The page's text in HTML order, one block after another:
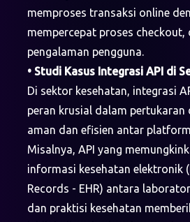
memproses transaksi online
mempercepat proses checkout,
pengalaman pengguna.
• Studi Kasus Integrasi API di
Di sektor kesehatan, integrasi
peran krusial dalam pertukaran
aman dan efisien antar
Misalnya, API yang
informasi kesehatan elektronik
Records - EHR) antara
dan praktisi kesehatan